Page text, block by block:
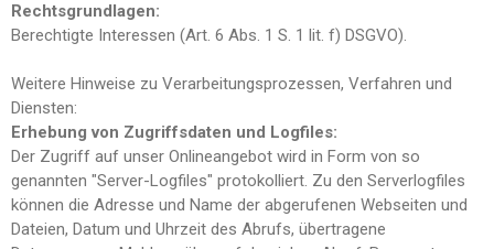
Rechtsgrundlagen:
Berechtigte Interessen (Art. 6 Abs. 1 S. 1 lit. f) DSGVO).
Weitere Hinweise zu Verarbeitungsprozessen, Verfahren und
Diensten:
Erhebung von Zugriffsdaten und Logfiles:
Der Zugriff auf unser Onlineangebot wird in Form von so
genannten "Server-Logfiles" protokolliert. Zu den Serverlogfiles
können die Adresse und Name der abgerufenen Webseiten und
Dateien, Datum und Uhrzeit des Abrufs, übertragene